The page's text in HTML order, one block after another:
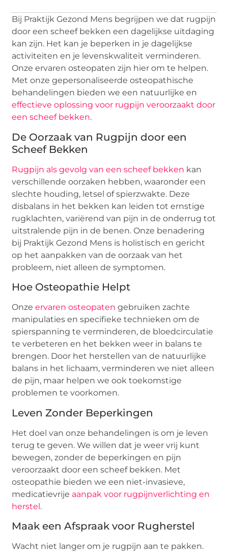
Bij Praktijk Gezond Mens begrijpen we dat rugpijn
door een scheef bekken een dagelijkse uitdaging
kan zijn. Het kan je beperken in je dagelijkse
activiteiten en je levenskwaliteit verminderen.
Onze ervaren osteopaten zijn hier om te helpen.
Met onze gepersonaliseerde osteopathische
behandelingen bieden we een natuurlijke en
effectieve oplossing voor rugpijn veroorzaakt door
een scheef bekken.
De Oorzaak van Rugpijn door een
Scheef Bekken
Rugpijn als gevolg van een scheef bekken kan
verschillende oorzaken hebben, waaronder een
slechte houding, letsel of spierzwakte. Deze
disbalans in het bekken kan leiden tot ernstige
rugklachten, variërend van pijn in de onderrug tot
uitstralende pijn in de benen. Onze benadering
bij Praktijk Gezond Mens is holistisch en gericht
op het aanpakken van de oorzaak van het
probleem, niet alleen de symptomen.
Hoe Osteopathie Helpt
Onzeervaren osteopaten gebruiken zachte
manipulaties en specifieke technieken om de
spierspanning te verminderen, de bloedcirculatie
te verbeteren en het bekken weer in balans te
brengen. Door het herstellen van de natuurlijke
balans in het lichaam, verminderen we niet alleen
de pijn, maar helpen we ook toekomstige
problemen te voorkomen.
Leven Zonder Beperkingen
Het doel van onze behandelingen is om je leven
terug te geven. We willen dat je weer vrij kunt
bewegen, zonder de beperkingen en pijn
veroorzaakt door een scheef bekken. Met
osteopathie bieden we een niet-invasieve,
medicatievrije aanpak voor rugpijnverlichting en
herstel.
Maak een Afspraak voor Rugherstel
Wacht niet langer om je rugpijn aan te pakken.